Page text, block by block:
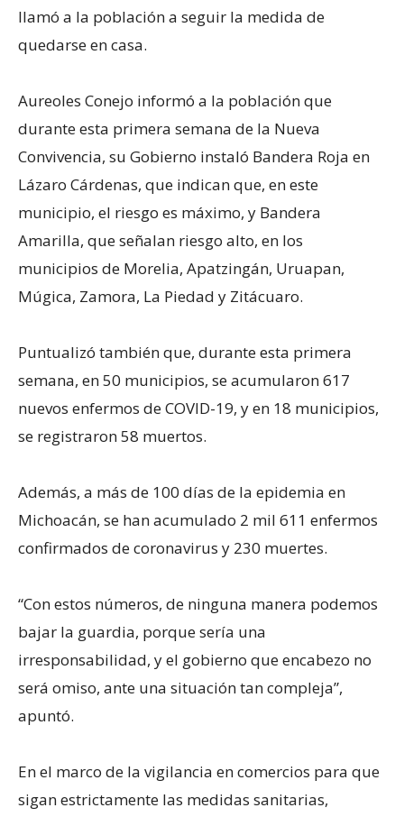
llamó a la población a seguir la medida de
quedarse en casa.
Aureoles Conejo informó a la población que
durante esta primera semana de la Nueva
Convivencia, su Gobierno instaló Bandera Roja en
Lázaro Cárdenas, que indican que, en este
municipio, el riesgo es máximo, y Bandera
Amarilla, que señalan riesgo alto, en los
municipios de Morelia, Apatzingán, Uruapan,
Múgica, Zamora, La Piedad y Zitácuaro.
Puntualizó también que, durante esta primera
semana, en 50 municipios, se acumularon 617
nuevos enfermos de COVID-19, y en 18 municipios,
se registraron 58 muertos.
Además, a más de 100 días de la epidemia en
Michoacán, se han acumulado 2 mil 611 enfermos
confirmados de coronavirus y 230 muertes.
“Con estos números, de ninguna manera podemos
bajar la guardia, porque sería una
irresponsabilidad, y el gobierno que encabezo no
será omiso, ante una situación tan compleja”,
apuntó.
En el marco de la vigilancia en comercios para que
sigan estrictamente las medidas sanitarias,